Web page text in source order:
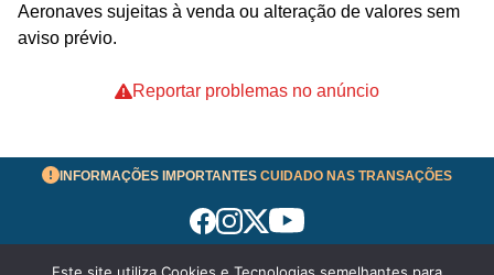
Aeronaves sujeitas à venda ou alteração de valores sem
aviso prévio.
Reportar problemas no anúncio
INFORMAÇÕES IMPORTANTES CUIDADO NAS TRANSAÇÕES